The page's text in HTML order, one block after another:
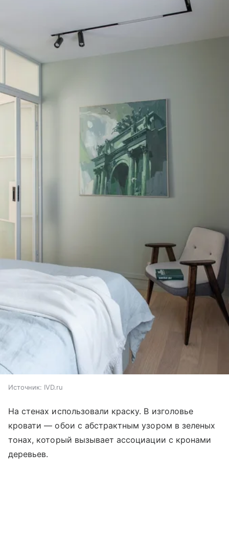
Источник: IVD.ru
На стенах использовали краску. В изголовье
кровати — обои с абстрактным узором в зеленых
тонах, который вызывает ассоциации с кронами
деревьев.